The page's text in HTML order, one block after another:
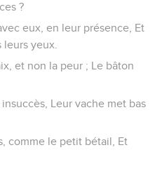
?
eux, en leur présence, Et
yeux.
et non la peur ; Le bâton
Leur vache met bas
comme le petit bétail, Et